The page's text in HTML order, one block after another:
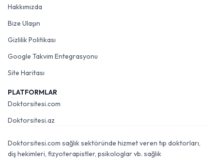
Hakkımızda
Bize Ulaşın
Gizlilik Politikası
Google Takvim Entegrasyonu
Site Haritası
PLATFORMLAR
Doktorsitesi.com
Doktorsitesi.az
Doktorsitesi.com sağlık sektöründe hizmet veren tıp doktorları,
diş hekimleri, fizyoterapistler, psikologlar vb. sağlık